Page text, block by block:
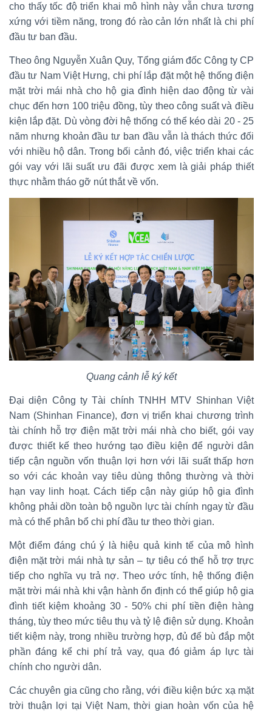
cho thấy tốc độ triển khai mô hình này vẫn chưa tương
xứng với tiềm năng, trong đó rào cản lớn nhất là chi phí
đầu tư ban đầu.
Theo ông Nguyễn Xuân Quy, Tổng giám đốc Công ty CP
đầu tư Nam Việt Hưng, chi phí lắp đặt một hệ thống điện
mặt trời mái nhà cho hộ gia đình hiện dao động từ vài
chục đến hơn 100 triệu đồng, tùy theo công suất và điều
kiện lắp đặt. Dù vòng đời hệ thống có thể kéo dài 20 - 25
năm nhưng khoản đầu tư ban đầu vẫn là thách thức đối
với nhiều hộ dân. Trong bối cảnh đó, việc triển khai các
gói vay với lãi suất ưu đãi được xem là giải pháp thiết
thực nhằm tháo gỡ nút thắt về vốn.
Quang cảnh lễ ký kết
Đại diện Công ty Tài chính TNHH MTV Shinhan Việt
Nam (Shinhan Finance), đơn vị triển khai chương trình
tài chính hỗ trợ điện mặt trời mái nhà cho biết, gói vay
được thiết kế theo hướng tạo điều kiện để người dân
tiếp cận nguồn vốn thuận lợi hơn với lãi suất thấp hơn
so với các khoản vay tiêu dùng thông thường và thời
hạn vay linh hoạt. Cách tiếp cận này giúp hộ gia đình
không phải dồn toàn bộ nguồn lực tài chính ngay từ đầu
mà có thể phân bổ chi phí đầu tư theo thời gian.
Một điểm đáng chú ý là hiệu quả kinh tế của mô hình
điện mặt trời mái nhà tự sản – tự tiêu có thể hỗ trợ trực
tiếp cho nghĩa vụ trả nợ. Theo ước tính, hệ thống điện
mặt trời mái nhà khi vận hành ổn định có thể giúp hộ gia
đình tiết kiệm khoảng 30 - 50% chi phí tiền điện hàng
tháng, tùy theo mức tiêu thụ và tỷ lệ điện sử dụng. Khoản
tiết kiệm này, trong nhiều trường hợp, đủ để bù đắp một
phần đáng kể chi phí trả vay, qua đó giảm áp lực tài
chính cho người dân.
Các chuyên gia cũng cho rằng, với điều kiện bức xạ mặt
trời thuận lợi tại Việt Nam, thời gian hoàn vốn của hệ